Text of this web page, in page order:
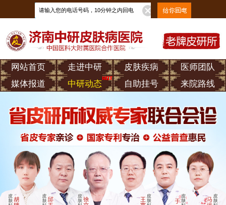
网站首页 走进中研 皮肤疾病
医师团队
媒体报道
中研动态 自助挂号 来院路线